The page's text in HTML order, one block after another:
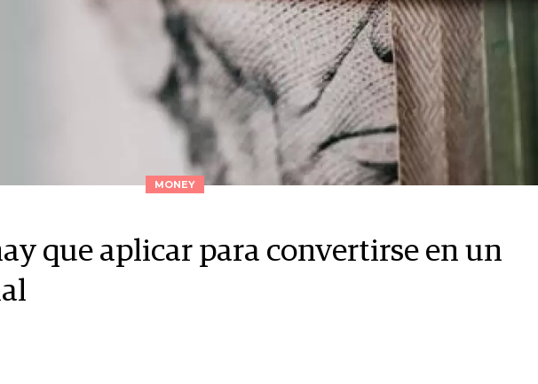
MONEY
que aplicar para convertirse en un